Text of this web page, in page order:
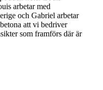
arbetar med
och Gabriel arbetar
att vi bedriver
som framförs där är